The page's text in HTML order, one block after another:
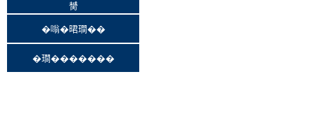
膥
�嗡�𣇉𤩎��
�𤩎�������